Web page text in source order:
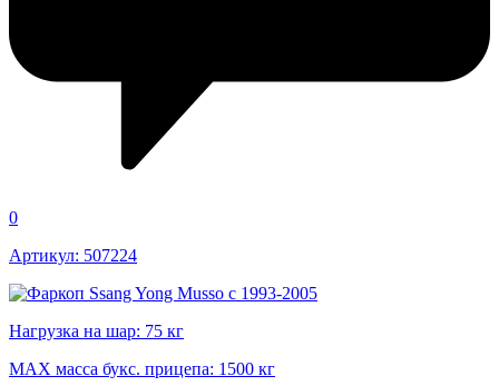
0
Артикул: 507224
Нагрузка на шар: 75 кг
MAX масса букс. прицепа: 1500 кг